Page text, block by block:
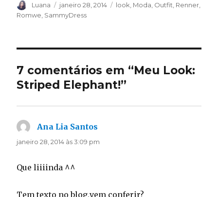
Autor
Luana
Publicado
em
janeiro 28, 2014 Categorias
look Moda Outfit Renner
Romwe, SammyDress
7 comentários em “Meu Look:
Striped Elephant!”
Ana Lia Santos
janeiro 28, 2014 às 3:09 pm
Que liiiinda ^^
Tem texto no blog,vem conferir?